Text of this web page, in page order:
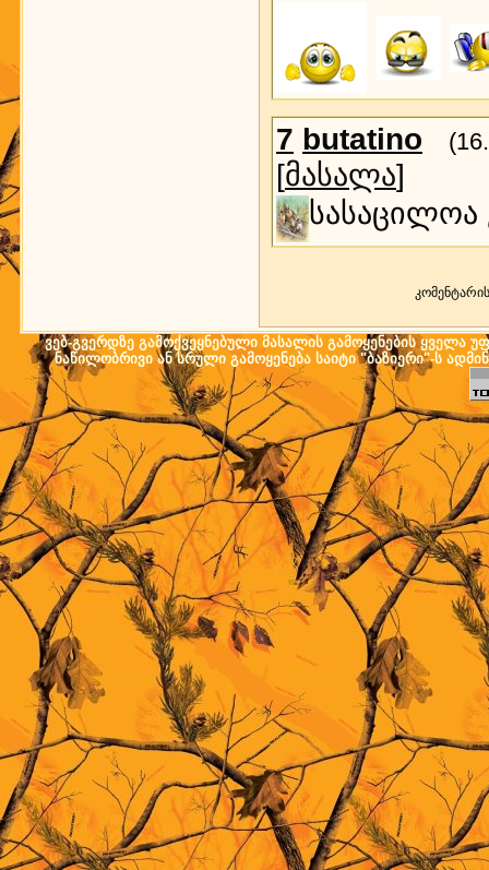
7 butatino
[მასალა]
სასაცილოა
ვებ-გვერდზე გამოქვეყნებული მასალის გამოყენების ყველა
ნაწილობრივი ან სრული გამოყენება საიტი "ბაზიერი"-ს